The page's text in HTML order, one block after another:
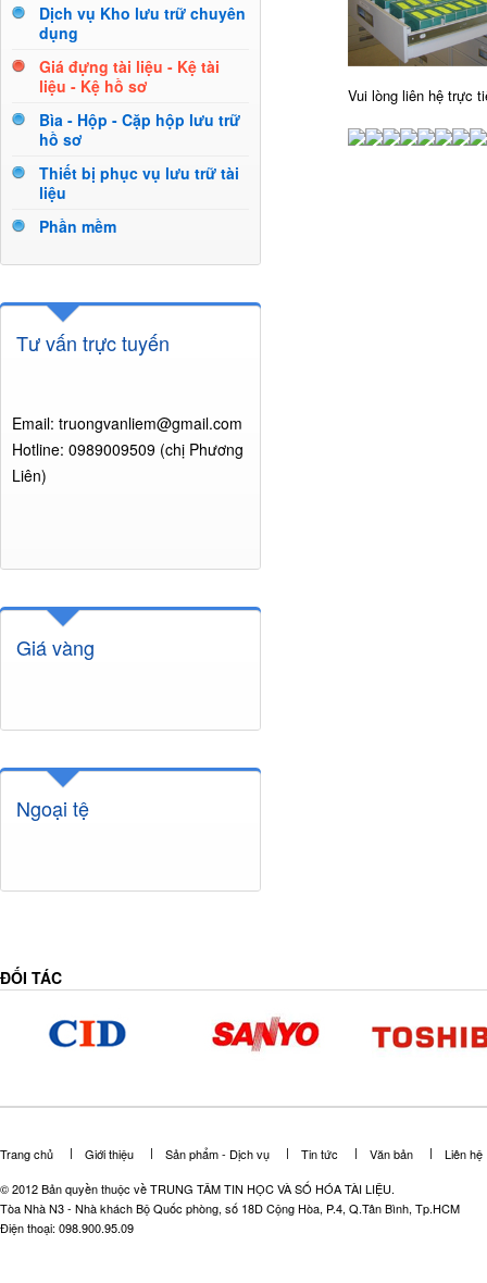
Dịch vụ Kho lưu trữ chuyên
dụng
Giá đựng tài liệu - Kệ tài
liệu - Kệ hồ sơ
Bìa - Hộp - Cặp hộp lưu trữ
hồ sơ
Thiết bị phục vụ lưu trữ tài
liệu
Phần mềm
Tư vấn trực tuyến
Email: truongvanliem@gmail.com
Hotline: 0989009509 (chị Phương
Liên)
Giá vàng
Ngoại tệ
Vui lòng liên hệ trực
ĐỐI TÁC
Trang chủ Giới thiệu Sản phẩm - Dịch vụ Tin tức Văn bản
Liên hệ
© 2012 Bản quyền thuộc về TRUNG TÂM TIN HỌC VÀ SỐ HÓA TÀI LIỆU.
Tòa Nhà N3 - Nhà khách Bộ Quốc phòng, số 18D Cộng Hòa, P.4, Q.Tân Bình, Tp.HCM
Điện thoại: 098.900.95.09